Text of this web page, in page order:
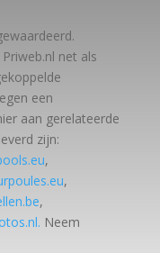
net als
een
aan gerelateerde
zijn:
,
,
,
Neem